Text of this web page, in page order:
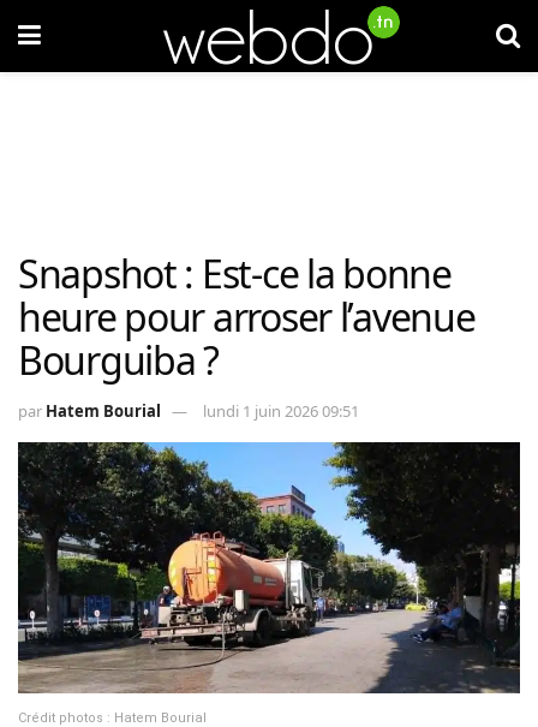
Snapshot : Est-ce la bonne
heure pour arroser l’avenue
Bourguiba ?
par Hatem Bourial lundi 1 juin 2026 09:51
Crédit photos : Hatem Bourial